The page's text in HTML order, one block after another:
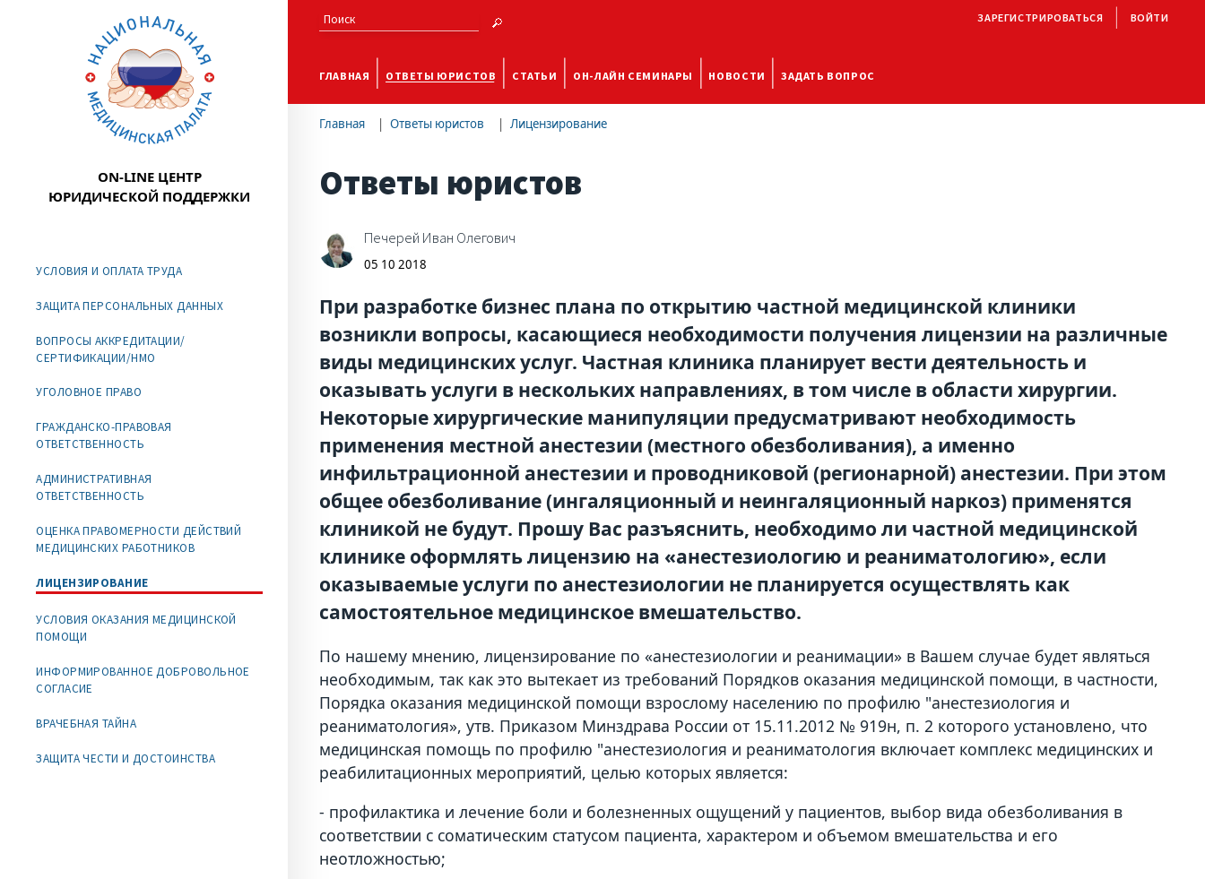
ON-LINE ЦЕНТР
ЮРИДИЧЕСКОЙ ПОДДЕРЖКИ
ЗАРЕГИСТРИРОВАТЬСЯ ВОЙТИ
ГЛАВНАЯ ОТВЕТЫ ЮРИСТОВ СТАТЬИ ОН-ЛАЙН СЕМИНАРЫ НОВОСТИ ЗАДАТЬ ВОПРОС
Главная Ответы юристов Лицензирование
Ответы юристов
Печерей Иван Олегович
05 10 2018
При разработке бизнес плана по открытию частной медицинской клиники
возникли вопросы, касающиеся необходимости получения лицензии на различные
виды медицинских услуг. Частная клиника планирует вести деятельность и
оказывать услуги в нескольких направлениях, в том числе в области хирургии.
Некоторые хирургические манипуляции предусматривают необходимость
применения местной анестезии (местного обезболивания), а именно
инфильтрационной анестезии и проводниковой (регионарной) анестезии. При этом
общее обезболивание (ингаляционный и неингаляционный наркоз) применятся
клиникой не будут. Прошу Вас разъяснить, необходимо ли частной медицинской
клинике оформлять лицензию на «анестезиологию и реаниматологию», если
оказываемые услуги по анестезиологии не планируется осуществлять как
самостоятельное медицинское вмешательство.
По нашему мнению, лицензирование по «анестезиологии и реанимации» в Вашем случае будет являться
необходимым, так как это вытекает из требований Порядков оказания медицинской помощи, в частности,
Порядка оказания медицинской помощи взрослому населению по профилю "анестезиология и
реаниматология», утв. Приказом Минздрава России от 15.11.2012 № 919н, п. 2 которого установлено, что
медицинская помощь по профилю "анестезиология и реаниматология включает комплекс медицинских и
реабилитационных мероприятий, целью которых является:
- профилактика и лечение боли и болезненных ощущений у пациентов, выбор вида обезболивания в
соответствии с соматическим статусом пациента, характером и объемом вмешательства и его
неотложностью;
УСЛОВИЯ И ОПЛАТА ТРУДА
ЗАЩИТА ПЕРСОНАЛЬНЫХ ДАННЫХ
ВОПРОСЫ АККРЕДИТАЦИИ/
СЕРТИФИКАЦИИ/НМО
УГОЛОВНОЕ ПРАВО
ГРАЖДАНСКО-ПРАВОВАЯ
ОТВЕТСТВЕННОСТЬ
АДМИНИСТРАТИВНАЯ
ОТВЕТСТВЕННОСТЬ
ОЦЕНКА ПРАВОМЕРНОСТИ ДЕЙСТВИЙ
МЕДИЦИНСКИХ РАБОТНИКОВ
ЛИЦЕНЗИРОВАНИЕ
УСЛОВИЯ ОКАЗАНИЯ МЕДИЦИНСКОЙ
ПОМОЩИ
ИНФОРМИРОВАННОЕ ДОБРОВОЛЬНОЕ
СОГЛАСИЕ
ВРАЧЕБНАЯ ТАЙНА
ЗАЩИТА ЧЕСТИ И ДОСТОИНСТВА